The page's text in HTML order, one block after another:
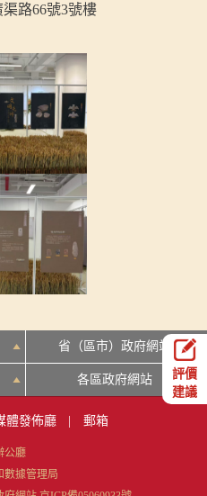
路66號3號樓
評價
建議
省（區市）政府網站
各區政府網站
體發佈廳 郵箱
公廳
數據管理局